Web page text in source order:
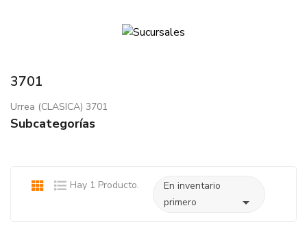
3701
Urrea (CLASICA) 3701
Subcategorías
Hay 1 Producto.
En inventario
primero
